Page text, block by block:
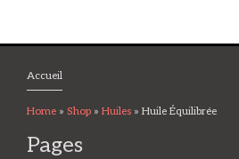
Accueil
Home » Shop » Huiles » Huile Équilibrée
Pages